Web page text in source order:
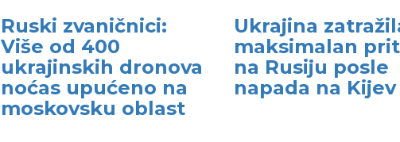
Ruski zvaničnici:
Više od 400
ukrajinskih dronova
noćas upućeno na
moskovsku oblast
Ukrajina
maksimalan
na Rusiju posle
napada na Kijev